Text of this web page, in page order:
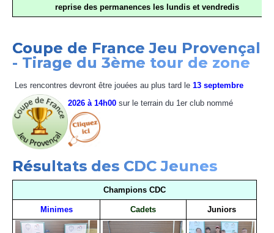
reprise des permanences les lundis et vendredis
Coupe de France Jeu Provençal
- Tirage du 3ème tour de zone
Les rencontres devront être jouées au plus tard le 13 septembre
2026 à 14h00 sur le terrain du 1er club nommé
Résultats des CDC Jeunes
Champions CDC
Minimes Cadets Juniors